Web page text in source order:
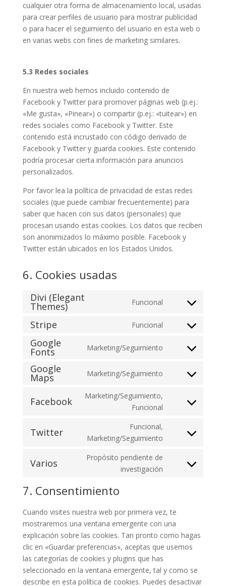
cualquier otra forma de almacenamiento local, usadas
para crear perfiles de usuario para mostrar publicidad
o para hacer el seguimiento del usuario en esta web o
en varias webs con fines de marketing similares.
5.3 Redes sociales
En nuestra web hemos incluido contenido de
Facebook y Twitter para promover páginas web (p.ej.:
«Me gusta», «Pinear») o compartir (p.ej.: «tuitear») en
redes sociales como Facebook y Twitter. Este
contenido está incrustado con código derivado de
Facebook y Twitter y guarda cookies. Este contenido
podría procesar cierta información para anuncios
personalizados.
Por favor lea la política de privacidad de estas redes
sociales (que puede cambiar frecuentemente) para
saber que hacen con sus datos (personales) que
procesan usando estas cookies. Los datos que reciben
son anonimizados lo máximo posible. Facebook y
Twitter están ubicados en los Estados Unidos.
6. Cookies usadas
Divi (Elegant
Themes) Funcional
Consent
service
(elegant-
Stripe Funcional
Consent
service
Google
Fonts Marketing/Seguimiento
Consent
service
fonts
Google
Maps Marketing/Seguimiento
Consent
service
Facebook
Marketing/Seguimiento,
Funcional
Consent
service
Twitter
Funcional,
Marketing/Seguimiento
Consent
service
Varios
Propósito pendiente de
investigación
Consent
7. Consentimiento
Cuando visites nuestra web por primera vez, te
mostraremos una ventana emergente con una
explicación sobre las cookies. Tan pronto como hagas
clic en «Guardar preferencias», aceptas que usemos
las categorías de cookies y plugins que has
seleccionado en la ventana emergente, tal y como se
describe en esta política de cookies. Puedes desactivar